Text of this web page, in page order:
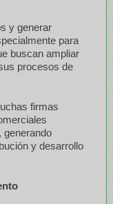
y generar
para
buscan ampliar
procesos de
firmas
generando
y desarrollo